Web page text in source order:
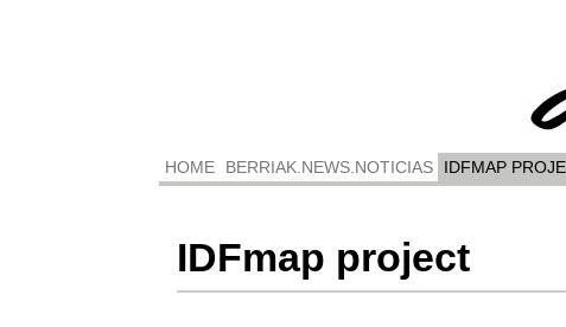
HOME BERRIAK.NEWS.NOTICIAS IDFMAP
IDFmap project